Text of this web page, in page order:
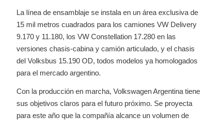
La línea de ensamblaje se instala en un área exclusiva de
15 mil metros cuadrados para los camiones VW Delivery
9.170 y 11.180, los VW Constellation 17.280 en las
versiones chasis-cabina y camión articulado, y el chasis
del Volksbus 15.190 OD, todos modelos ya homologados
para el mercado argentino.
Con la producción en marcha, Volkswagen Argentina tiene
sus objetivos claros para el futuro próximo. Se proyecta
para este año que la compañía alcance un volumen de